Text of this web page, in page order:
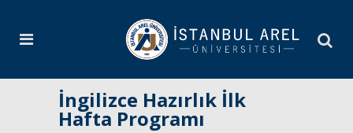
İngilizce Hazırlık İlk
Hafta Programı